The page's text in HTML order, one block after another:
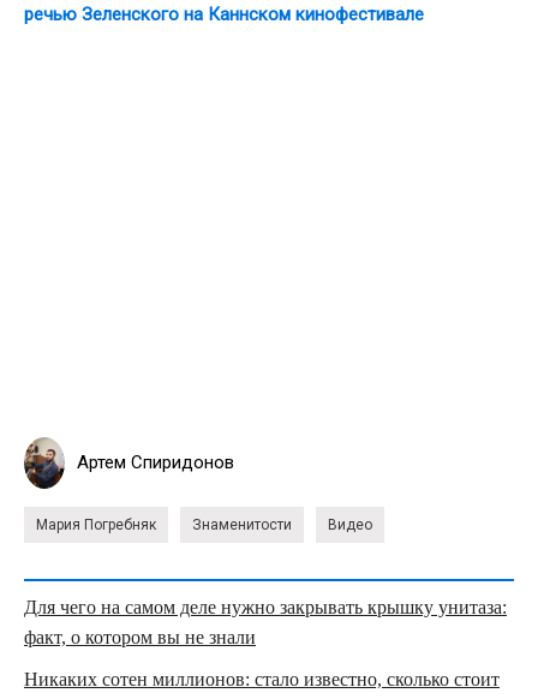
речью Зеленского на Каннском кинофестивале
Артем Спиридонов
Мария Погребняк Знаменитости Видео
Для чего на самом деле нужно закрывать крышку унитаза:
факт, о котором вы не знали
Никаких сотен миллионов: стало известно, сколько стоит